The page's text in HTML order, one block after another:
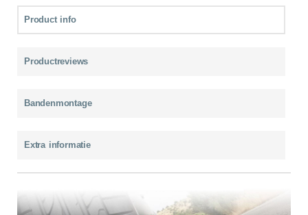
Product info
Productreviews
Bandenmontage
Extra informatie